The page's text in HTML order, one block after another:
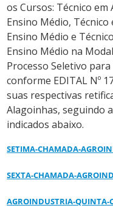
os Cursos: Técnico
Ensino Médio,
Ensino Médio e
Ensino Médio na
Processo Seletivo
conforme EDITAL Nº
suas respectivas
Alagoinhas, seguindo
indicados abaixo.
SETIMA-CHAMADA-
SEXTA-CHAMADA-
AGROINDUSTRIA-QUINTA-